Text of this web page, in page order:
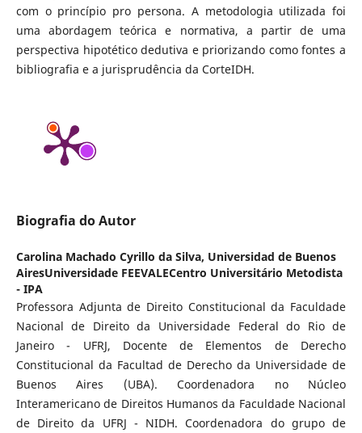
com o princípio pro persona. A metodologia utilizada foi
uma abordagem teórica e normativa, a partir de uma
perspectiva hipotético dedutiva e priorizando como fontes a
bibliografia e a jurisprudência da CorteIDH.
Biografia do Autor
Carolina Machado Cyrillo da Silva, Universidad de Buenos
AiresUniversidade FEEVALECentro Universitário Metodista
- IPA
Professora Adjunta de Direito Constitucional da Faculdade
Nacional de Direito da Universidade Federal do Rio de
Janeiro - UFRJ, Docente de Elementos de Derecho
Constitucional da Facultad de Derecho da Universidade de
Buenos Aires (UBA). Coordenadora no Núcleo
Interamericano de Direitos Humanos da Faculdade Nacional
de Direito da UFRJ - NIDH. Coordenadora do grupo de